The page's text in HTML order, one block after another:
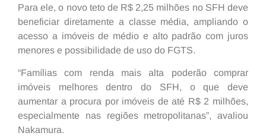
Para ele, o novo teto de R$ 2,25 milhões no SFH deve
beneficiar diretamente a classe média, ampliando o
acesso a imóveis de médio e alto padrão com juros
menores e possibilidade de uso do FGTS.
“Famílias com renda mais alta poderão comprar
imóveis melhores dentro do SFH, o que deve
aumentar a procura por imóveis de até R$ 2 milhões,
especialmente nas regiões metropolitanas”, avaliou
Nakamura.